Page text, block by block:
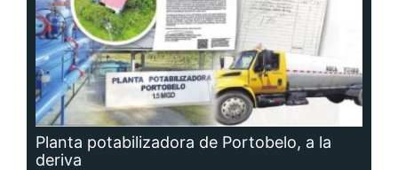
Planta potabilizadora de Portobelo, a la
deriva